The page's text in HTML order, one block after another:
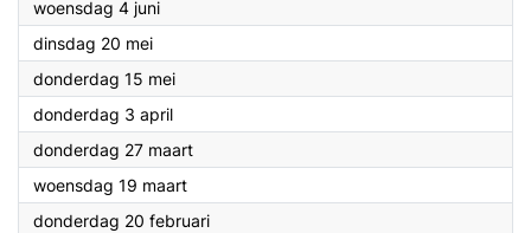
woensdag 4 juni2025
dinsdag 20 mei2025
donderdag 15 mei2025
donderdag 3 april2025
donderdag 27 maart2025
woensdag 19 maart2025
donderdag 20 februari2025